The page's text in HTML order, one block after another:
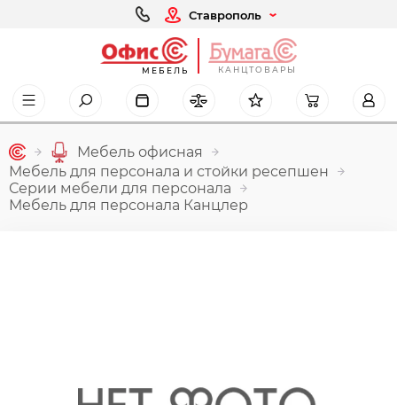
Ставрополь
МЕБЕЛЬ КАНЦТОВАРЫ
Мебель офисная
Мебель для персонала и стойки ресепшен
Серии мебели для персонала
Мебель для персонала Канцлер